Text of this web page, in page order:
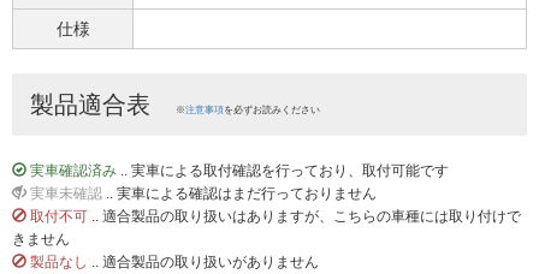
仕様
製品適合表 ※注意事項を必ずお読みください
実車確認済み .. 実車による取付確認を行っており、取付可能です
実車未確認 .. 実車による確認はまだ行っておりません
取付不可 .. 適合製品の取り扱いはありますが、こちらの車種には取り付けで
きません
製品なし .. 適合製品の取り扱いがありません